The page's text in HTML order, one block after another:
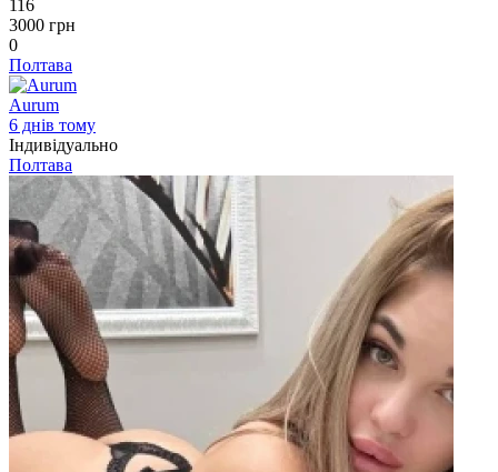
116
3000 грн
0
Полтава
Aurum
6 днів тому
Індивідуально
Полтава